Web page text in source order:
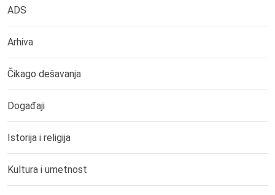
ADS
Arhiva
Čikago dešavanja
Događaji
Istorija i religija
Kultura i umetnost